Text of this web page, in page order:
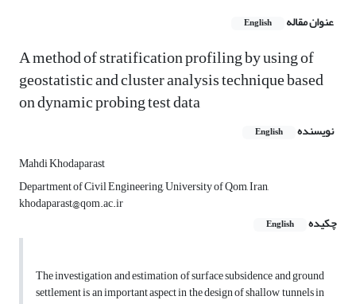
عنوان مقاله English
A method of stratification profiling by using of
geostatistic and cluster analysis technique based
on dynamic probing test data
نویسنده English
Mahdi Khodaparast
Department of Civil Engineering, University of Qom, Iran,
khodaparast@qom.ac.ir
چکیده
English
The investigation and estimation of surface subsidence and ground
settlement is an important aspect in the design of shallow tunnels in